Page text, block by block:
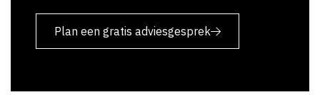
Plan een gratis adviesgesprek